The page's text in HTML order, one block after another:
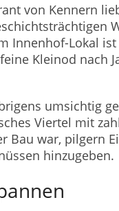
von Kennern
Innenhof-Lokal
Kleinod nach
umsichtig
Viertel mit
Bau war, pilgern
hinzugeben.